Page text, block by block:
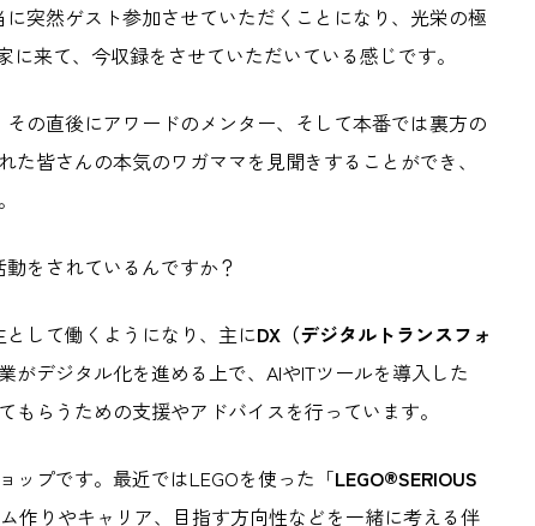
突然ゲスト参加させていただくことになり、光栄の極
来て、今収録をさせていただいている感じです。
の直後にアワードのメンター、そして本番では裏方の
皆さんの本気のワガママを見聞きすることができ、
をされているんですか？
して働くようになり、主にDX（デジタルトランスフォ
がデジタル化を進める上で、AIやITツールを導入した
らうための支援やアドバイスを行っています。
ップです。最近ではLEGOを使った「LEGO®︎SERIOUS
作りやキャリア、目指す方向性などを一緒に考える伴